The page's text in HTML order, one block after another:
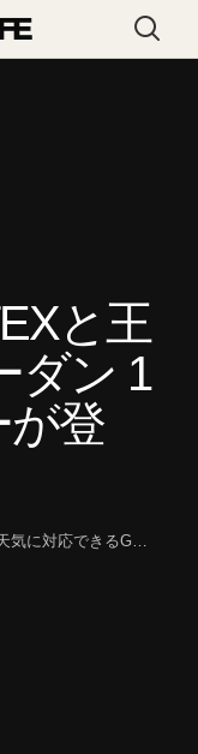
と王
ダン 1
が登
気に対応できるG…